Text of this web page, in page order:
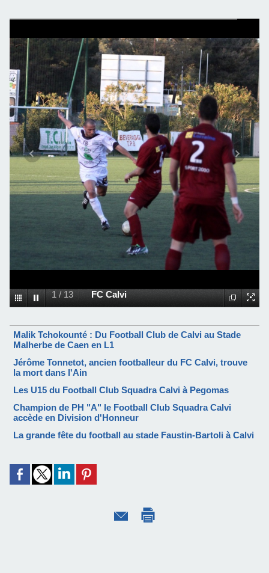
1 / 13 FC Calvi
Malik Tchokounté : Du Football Club de Calvi au Stade
Malherbe de Caen en L1
Jérôme Tonnetot, ancien footballeur du FC Calvi, trouve
la mort dans l'Ain
Les U15 du Football Club Squadra Calvi à Pegomas
Champion de PH "A" le Football Club Squadra Calvi
accède en Division d'Honneur
La grande fête du football au stade Faustin-Bartoli à Calvi